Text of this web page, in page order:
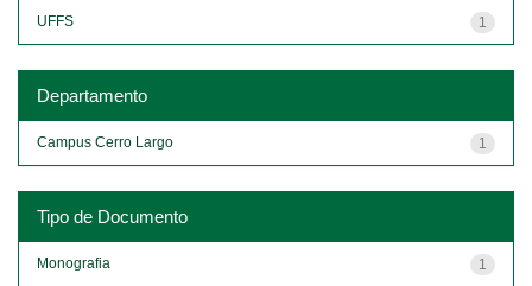
1
UFFS
Departamento
1
Campus Cerro Largo
Tipo de Documento
1
Monografia